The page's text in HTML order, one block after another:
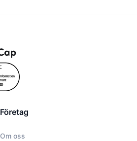
Företag
Om oss